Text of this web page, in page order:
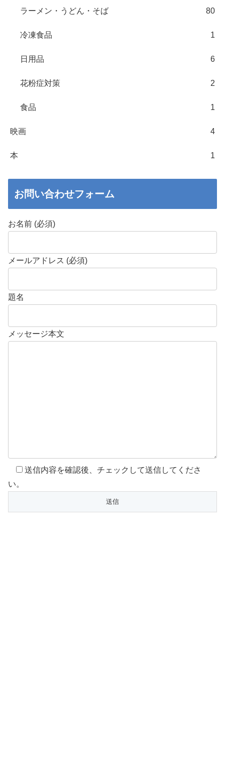
ラーメン・うどん・そば 80
冷凍食品 1
日用品 6
花粉症対策 2
食品 1
映画 4
本 1
お問い合わせフォーム
お名前 (必須)
メールアドレス (必須)
題名
メッセージ本文
送信内容を確認後、チェックして送信してくださ
い。